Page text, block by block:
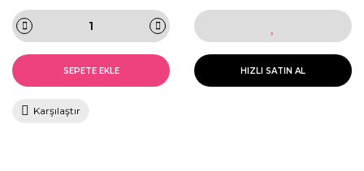
SEPETE EKLE HIZLI SATIN AL
Karşılaştır